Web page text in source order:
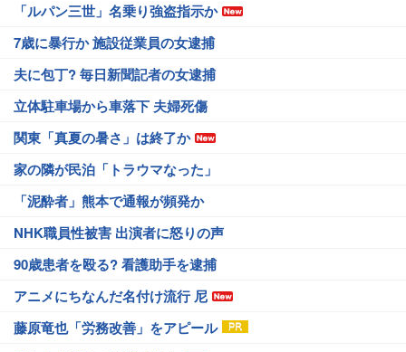
「ルパン三世」名乗り強盗指示か
7歳に暴行か 施設従業員の女逮捕
夫に包丁? 毎日新聞記者の女逮捕
立体駐車場から車落下 夫婦死傷
関東「真夏の暑さ」は終了か
家の隣が民泊「トラウマなった」
「泥酔者」熊本で通報が頻発か
NHK職員性被害 出演者に怒りの声
90歳患者を殴る? 看護助手を逮捕
アニメにちなんだ名付け流行 尼
藤原竜也「労務改善」をアピール